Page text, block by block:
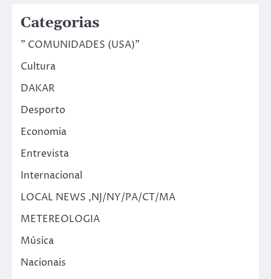
Categorias
" COMUNIDADES (USA)"
Cultura
DAKAR
Desporto
Economia
Entrevista
Internacional
LOCAL NEWS ,NJ/NY/PA/CT/MA
METEREOLOGIA
Música
Nacionais